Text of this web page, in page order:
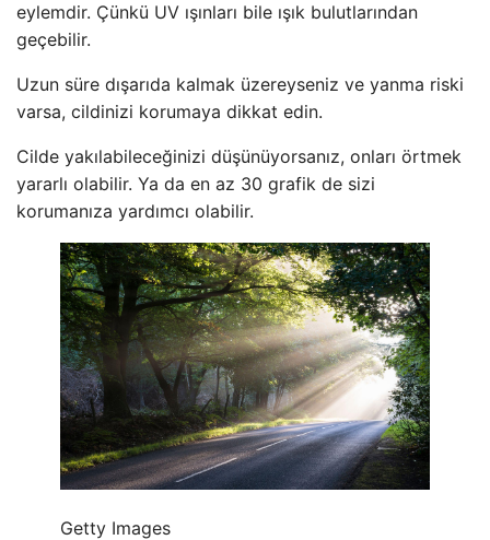
eylemdir. Çünkü UV ışınları bile ışık bulutlarından
geçebilir.
Uzun süre dışarıda kalmak üzereyseniz ve yanma riski
varsa, cildinizi korumaya dikkat edin.
Cilde yakılabileceğinizi düşünüyorsanız, onları örtmek
yararlı olabilir. Ya da en az 30 grafik de sizi
korumanıza yardımcı olabilir.
Getty Images